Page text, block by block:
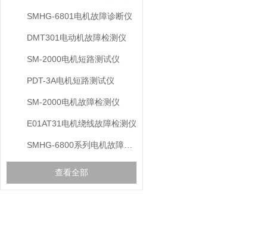
SMHG-6801电机故障诊断仪
DMT301电动机故障检测仪
SM-2000电机短路测试仪
PDT-3A电机短路测试仪
SM-2000电机故障检测仪
E01AT31电机绕线故障检测仪
查看全部